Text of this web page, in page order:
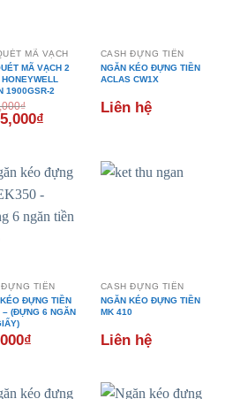
MÃ VẠCH
MÃ VẠCH 2
1900GSR-2
₫
₫Giá
3,395,000₫.
CASH ĐỰNG TIỀN
NGĂN KÉO ĐỰNG TIỀN
ACLAS CW1X
Liên hệ
TIỀN
ĐỰNG TIỀN
– (ĐỰNG 6 NGĂN
₫
CASH ĐỰNG TIỀN
NGĂN KÉO ĐỰNG TIỀN
MK 410
Liên hệ